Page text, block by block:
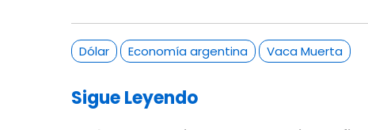
Dólar Economía argentina Vaca Muerta
Sigue Leyendo